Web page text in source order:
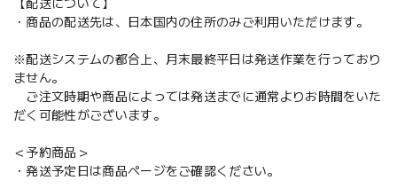
【配送について】
・商品の配送先は、日本国内の住所のみご利用いただけます。
※配送システムの都合上、月末最終平日は発送作業を行っており
ません。
ご注文時期や商品によっては発送までに通常よりお時間をいた
だく可能性がございます。
＜予約商品＞
・発送予定日は商品ページをご確認ください。